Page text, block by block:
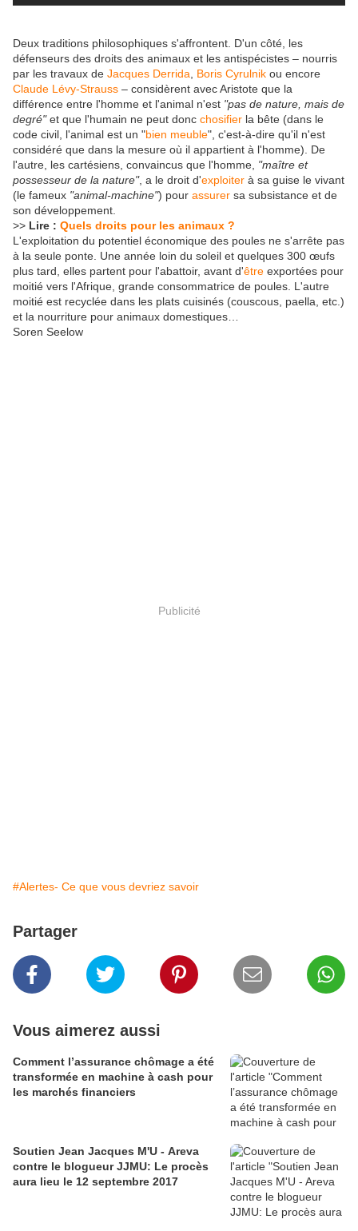
Deux traditions philosophiques s'affrontent. D'un côté, les
défenseurs des droits des animaux et les antispécistes – nourris
par les travaux de Jacques Derrida, Boris Cyrulnik ou encore
Claude Lévy-Strauss – considèrent avec Aristote que la
différence entre l'homme et l'animal n'est "pas de nature, mais de
degré"et que l'humain ne peut donc chosifier la bête (dans le
code civil, l'animal est un "bien meuble", c'est-à-dire qu'il n'est
considéré que dans la mesure où il appartient à l'homme). De
l'autre, les cartésiens, convaincus que l'homme, "maître et
possesseur de la nature", a le droit d'exploiter à sa guise le vivant
(le fameux "animal-machine") pour assurer sa subsistance et de
son développement.
>> Lire : Quels droits pour les animaux ?
L'exploitation du potentiel économique des poules ne s'arrête pas
à la seule ponte. Une année loin du soleil et quelques 300 œufs
plus tard, elles partent pour l'abattoir, avant d'être exportées pour
moitié vers l'Afrique, grande consommatrice de poules. L'autre
moitié est recyclée dans les plats cuisinés (couscous, paella, etc.)
et la nourriture pour animaux domestiques…
Soren Seelow
Publicité
#Alertes- Ce que vous devriez savoir
Partager
Vous aimerez aussi
Comment l’assurance chômage a été
transformée en machine à cash pour
les marchés financiers
Soutien Jean Jacques M'U - Areva
contre le blogueur JJMU: Le procès
aura lieu le 12 septembre 2017